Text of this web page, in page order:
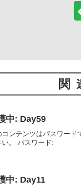
関
中: Day59
コンテンツはパスワード
い。 パスワード:
中: Day11